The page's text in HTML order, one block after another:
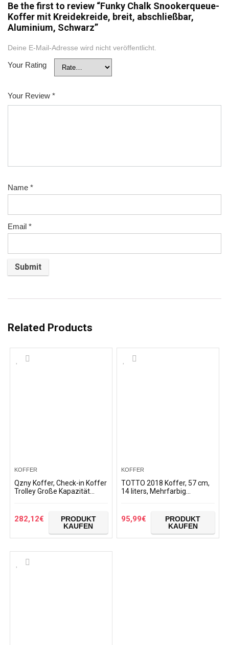
Be the first to review “Funky Chalk Snookerqueue-
Koffer mit Kreidekreide, breit, abschließbar,
Aluminium, Schwarz”
Deine E-Mail-Adresse wird nicht veröffentlicht.
Your Rating
Your Review *
Name *
Email *
Related Products
KOFFER
Qzny Koffer, Check-in Koffer
Trolley Große Kapazität
Kabinenkoffer Hardshell…
282,12€
PRODUKT
KAUFEN
KOFFER
TOTTO 2018 Koffer, 57 cm,
14 liters, Mehrfarbig
95,99€
PRODUKT
KAUFEN